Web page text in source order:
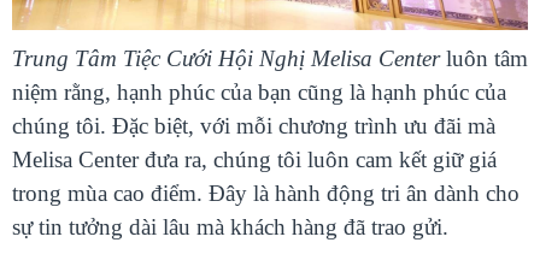
Trung Tâm Tiệc Cưới Hội Nghị Melisa Centerluôn tâm
niệm rằng, hạnh phúc của bạn cũng là hạnh phúc của
chúng tôi. Đặc biệt, với mỗi chương trình ưu đãi mà
Melisa Center đưa ra, chúng tôi luôn cam kết giữ giá
trong mùa cao điểm. Đây là hành động tri ân dành cho
sự tin tưởng dài lâu mà khách hàng đã trao gửi.